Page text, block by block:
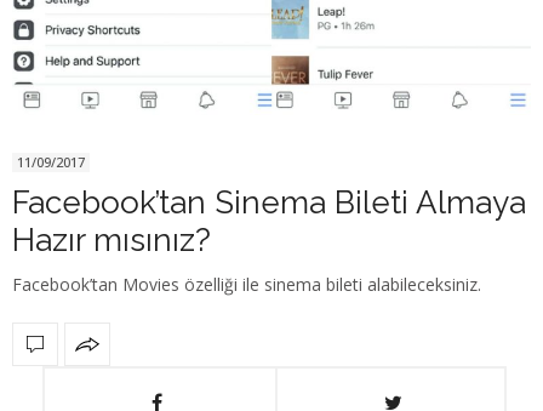
11/09/2017
Facebook’tan Sinema Bileti Almaya
Hazır mısınız?
Facebook’tan Movies özelliği ile sinema bileti alabileceksiniz.